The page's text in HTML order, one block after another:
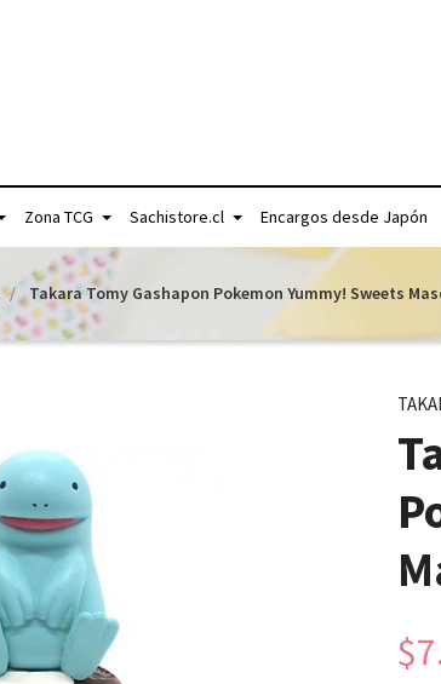
Zona TCG Sachistore.cl Encargos desde Japón
Takara Tomy Gashapon Pokemon Yummy! Sweets